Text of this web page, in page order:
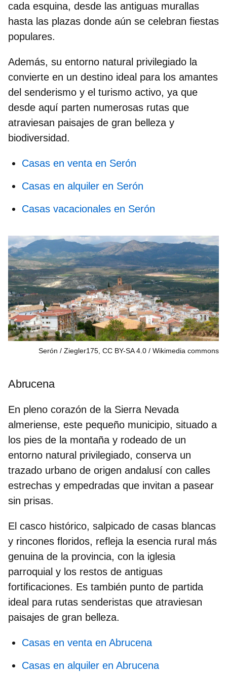
cada esquina, desde las antiguas murallas
hasta las plazas donde aún se celebran fiestas
populares.
Además, su entorno natural privilegiado la
convierte en un destino ideal para los amantes
del senderismo y el turismo activo, ya que
desde aquí parten numerosas rutas que
atraviesan paisajes de gran belleza y
biodiversidad.
Casas en venta en Serón
Casas en alquiler en Serón
Casas vacacionales en Serón
Serón / Ziegler175, CC BY-SA 4.0 Wikimedia commons
Abrucena
En pleno corazón de la Sierra Nevada
almeriense, este pequeño municipio, situado a
los pies de la montaña y rodeado de un
entorno natural privilegiado, conserva un
trazado urbano de origen andalusí con calles
estrechas y empedradas que invitan a pasear
sin prisas.
El casco histórico, salpicado de casas blancas
y rincones floridos, refleja la esencia rural más
genuina de la provincia, con la iglesia
parroquial y los restos de antiguas
fortificaciones. Es también punto de partida
ideal para rutas senderistas que atraviesan
paisajes de gran belleza.
Casas en venta en Abrucena
Casas en alquiler en Abrucena